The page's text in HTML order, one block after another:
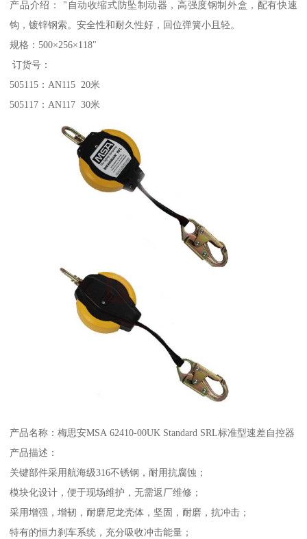
产品介绍： "自动收缩式防坠制动器，高强度钢制外盒，配有快速
钩，镀锌钢索。安全性和耐久性好，回位弹簧小且轻。
规格：500×256×118"
订货号：
505115：AN115 20米
505117：AN117 30米
产品名称：梅思安MSA 62410-00UK Standard SRL标准型速差自控器
产品描述：
关键部件采用航海级316不锈钢，耐用抗腐蚀；
模块化设计，便于现场维护，无需返厂维修；
采用增强，增韧，耐磨尼龙壳体，坚固，耐磨，抗冲击；
特有的恒力刹车系统，充分吸收冲击能量；